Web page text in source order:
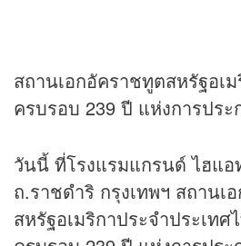
สถานเอกอัคราชทูตสหรัฐอเ
ครบรอบ 239 ปี แห่งการปร
วันนี้ ที่โรงแรมแกรนด์ ไฮแอ
ถ.ราชดำริ กรุงเทพฯ สถานเ
สหรัฐอเมริกาประจำประเท